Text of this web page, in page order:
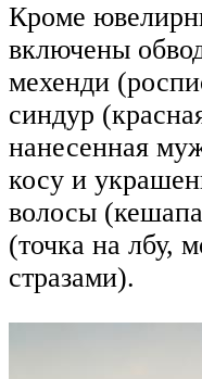
Кроме
включены
мехенди
синдур
нанесенная
косу и
волосы
(точка на лбу,
стразами).